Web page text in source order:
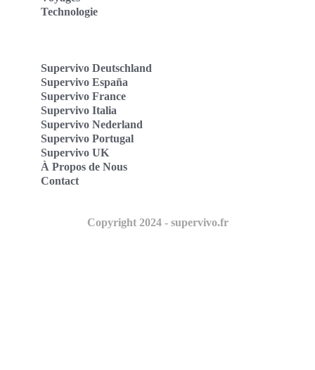
Technologie
Supervivo Deutschland
Supervivo España
Supervivo France
Supervivo Italia
Supervivo Nederland
Supervivo Portugal
Supervivo UK
À Propos de Nous
Contact
Copyright 2024 - supervivo.fr